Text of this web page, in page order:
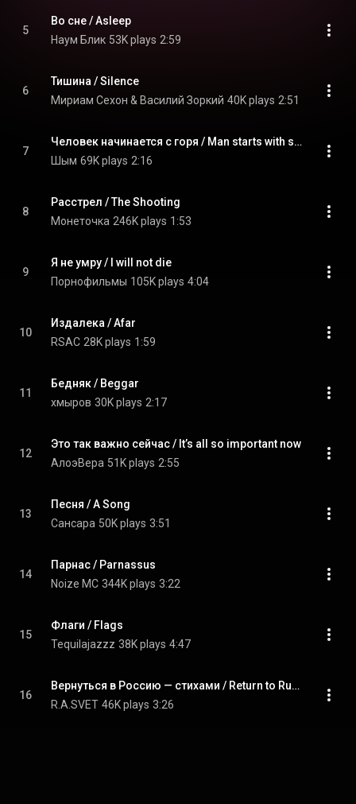
5
Во сне / Asleep
Наум Блик 53K plays 2:59
6
Тишина / Silence
Мириам Сехон & Василий Зоркий 40K plays 2:51
7
Человек начинается с горя / Man starts with sorrow
Шым 69K plays 2:16
8
Расстрел / The Shooting
Монеточка 246K plays 1:53
9
Я не умру / I will not die
Порнофильмы 105K plays 4:04
10
Издалека / Afar
RSAC 28K plays 1:59
11
Бедняк / Beggar
хмыров 30K plays 2:17
12
Это так важно сейчас / It’s all so important now
АлоэВера 51K plays 2:55
13
Песня / A Song
Сансара 50K plays 3:51
14
Парнас / Parnassus
Noize MC 344K plays 3:22
15
Флаги / Flags
Tequilajazzz 38K plays 4:47
16
Вернуться в Россию — стихами / Return to Russia — but in verse
R.A.SVET 46K plays 3:26